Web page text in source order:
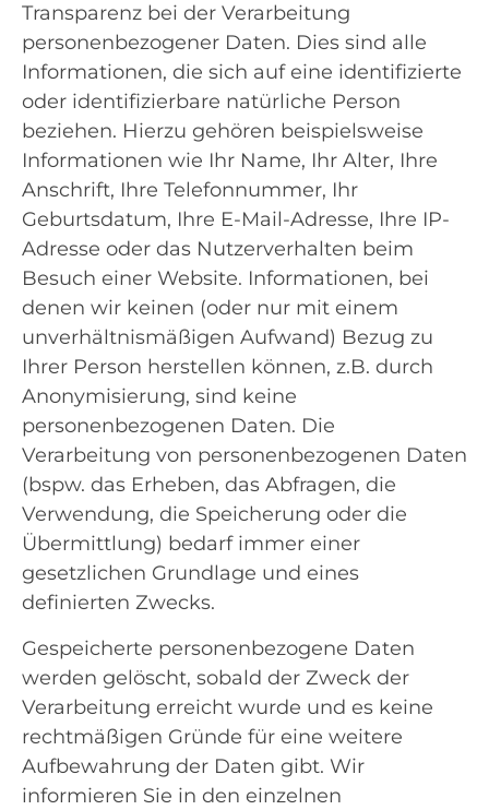
Transparenz bei der Verarbeitung
personenbezogener Daten. Dies sind alle
Informationen, die sich auf eine identifizierte
oder identifizierbare natürliche Person
beziehen. Hierzu gehören beispielsweise
Informationen wie Ihr Name, Ihr Alter, Ihre
Anschrift, Ihre Telefonnummer, Ihr
Geburtsdatum, Ihre E-Mail-Adresse, Ihre IP-
Adresse oder das Nutzerverhalten beim
Besuch einer Website. Informationen, bei
denen wir keinen (oder nur mit einem
unverhältnismäßigen Aufwand) Bezug zu
Ihrer Person herstellen können, z.B. durch
Anonymisierung, sind keine
personenbezogenen Daten. Die
Verarbeitung von personenbezogenen Daten
(bspw. das Erheben, das Abfragen, die
Verwendung, die Speicherung oder die
Übermittlung) bedarf immer einer
gesetzlichen Grundlage und eines
definierten Zwecks.
Gespeicherte personenbezogene Daten
werden gelöscht, sobald der Zweck der
Verarbeitung erreicht wurde und es keine
rechtmäßigen Gründe für eine weitere
Aufbewahrung der Daten gibt. Wir
informieren Sie in den einzelnen